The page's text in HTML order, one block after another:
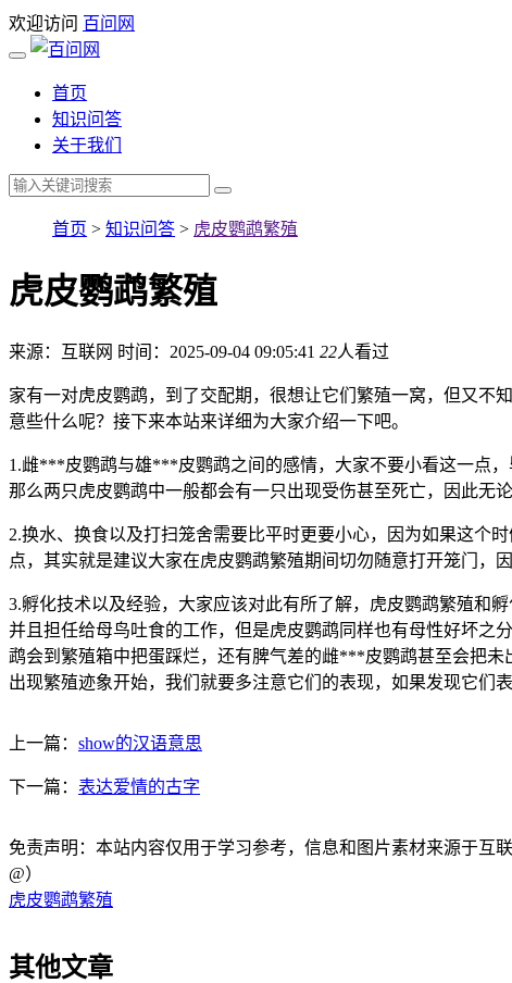
欢迎访问 百问网
首页
知识问答
关于我们
首页 > 知识问答 > 虎皮鹦鹉繁殖
虎皮鹦鹉繁殖
来源：互联网 时间：2025-09-04 09:05:41 22人看过
家有一对虎皮鹦鹉，到了交配期，很想让它们繁殖一窝，但又不
意些什么呢？接下来本站来详细为大家介绍一下吧。
1.雌***皮鹦鹉与雄***皮鹦鹉之间的感情，大家不要小看这一点
那么两只虎皮鹦鹉中一般都会有一只出现受伤甚至死亡，因此无
2.换水、换食以及打扫笼舍需要比平时更要小心，因为如果这个
点，其实就是建议大家在虎皮鹦鹉繁殖期间切勿随意打开笼门，
3.孵化技术以及经验，大家应该对此有所了解，虎皮鹦鹉繁殖
并且担任给母鸟吐食的工作，但是虎皮鹦鹉同样也有母性好坏
鹉会到繁殖箱中把蛋踩烂，还有脾气差的雌***皮鹦鹉甚至会把
出现繁殖迹象开始，我们就要多注意它们的表现，如果发现它们
上一篇： show的汉语意思
下一篇： 表达爱情的古字
免责声明：本站内容仅用于学习参考，信息和图片素材来源于互
@）
虎皮鹦鹉繁殖
其他文章